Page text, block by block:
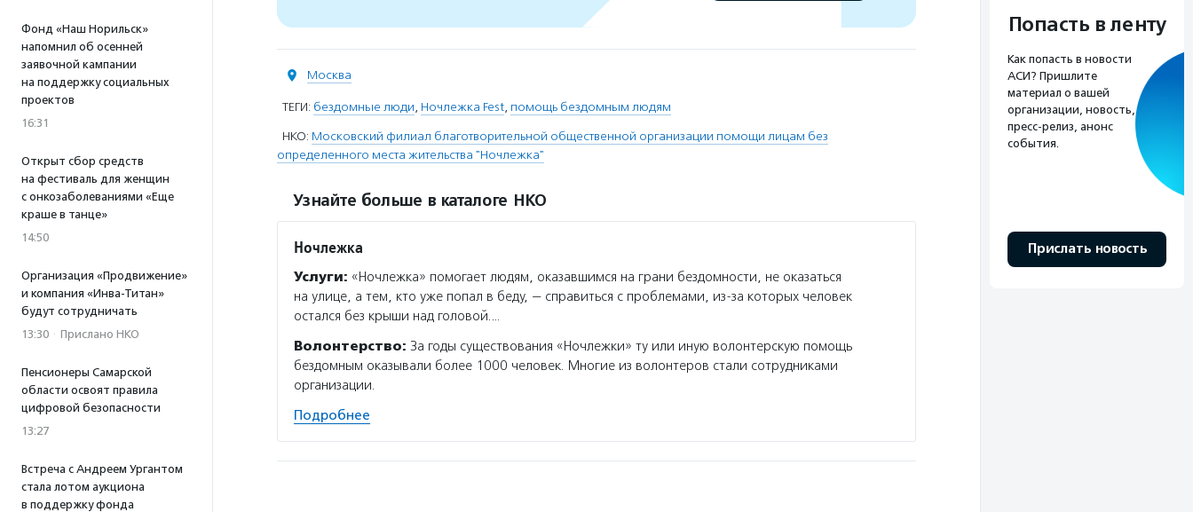
Фонд «Наш Норильск»
напомнил об осенней
заявочной кампании
на поддержку социальных
проектов
16:31
Открыт сбор средств
на фестиваль для женщин
с онкозаболеваниями «Еще
краше в танце»
14:50
Организация «Продвижение»
и компания «Инва-Титан»
будут сотрудничать
13:30 · Прислано НКО
Пенсионеры Самарской
области освоят правила
цифровой безопасности
13:27
Встреча с Андреем Ургантом
стала лотом аукциона
в поддержку фонда
Москва
ТЕГИ: бездомные люди, Ночлежка Fest, помощь бездомным людям
НКО: Московский филиал благотворительной общественной организации помощи лицам без
определенного места жительства "Ночлежка"
Узнайте больше в каталоге НКО
Ночлежка
Услуги: «Ночлежка» помогает людям, оказавшимся на грани бездомности, не оказаться
на улице, а тем, кто уже попал в беду, — справиться с проблемами, из-за которых человек
остался без крыши над головой.…
Волонтерство: За годы существования «Ночлежки» ту или иную волонтерскую помощь
бездомным оказывали более 1000 человек. Многие из волонтеров стали сотрудниками
организации.
Подробнее
Попасть в ленту
Как попасть в новости
АСИ? Пришлите
материал о вашей
организации, новость,
пресс-релиз, анонс
события.
Прислать новость